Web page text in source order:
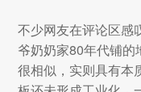
不少网友在评论区感
爷奶奶家80年代铺的
很相似，实则具有本